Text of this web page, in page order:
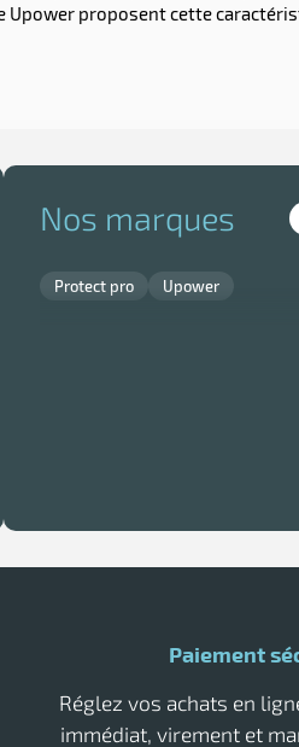
Upower proposent cette
Nos marques
Protect pro Upower
Paiement
Réglez vos achats en
immédiat, virement et